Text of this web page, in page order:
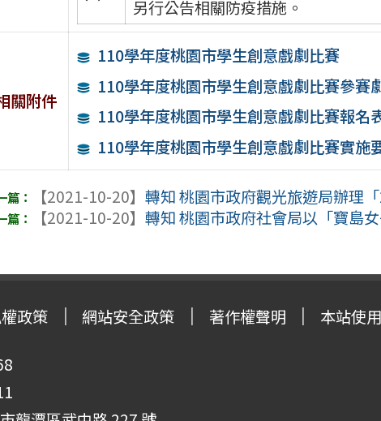
另行公告相關防疫措施。
關附件
110學年度桃園市學生創意戲劇比賽
110學年度桃園市學生創意戲劇比賽參賽
110學年度桃園市學生創意戲劇比賽報名
110學年度桃園市學生創意戲劇比賽實施
【2021-10-20】轉知 桃園市政府觀光旅遊局辦理
【2021-10-20】轉知 桃園市政府社會局以「寶島
政策 網站安全政策 著作權聲明 本站使